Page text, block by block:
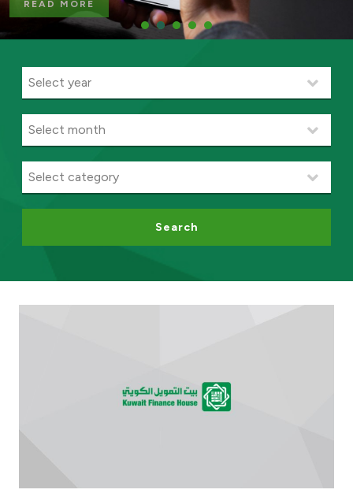
Ways to bank
Tools & Services
After Sales Services
Contact us
Malaysia
Kingdom of Bahrain
READ MORE
Search